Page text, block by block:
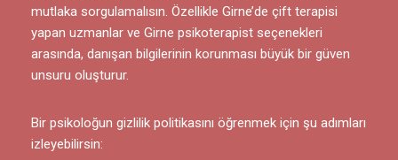
mutlaka sorgulamalısın. Özellikle Girne’de çift terapisi
yapan uzmanlar ve Girne psikoterapist seçenekleri
arasında, danışan bilgilerinin korunması büyük bir güven
unsuru oluşturur.
Bir psikoloğun gizlilik politikasını öğrenmek için şu adımları
izleyebilirsin: